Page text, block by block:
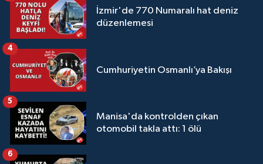
İzmir'de 770 Numaralı hat deniz
düzenlemesi
Cumhuriyetin Osmanlı’ya Bakışı
4
Manisa'da kontrolden çıkan
otomobil takla attı: 1 ölü
5
6